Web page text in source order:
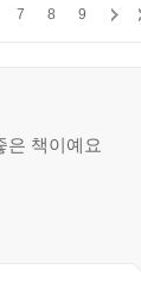
7 8 9
은 책이예요